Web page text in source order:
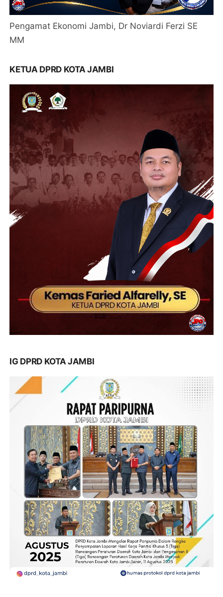
Pengamat Ekonomi Jambi, Dr Noviardi Ferzi SE
MM
KETUA DPRD KOTA JAMBI
IG DPRD KOTA JAMBI